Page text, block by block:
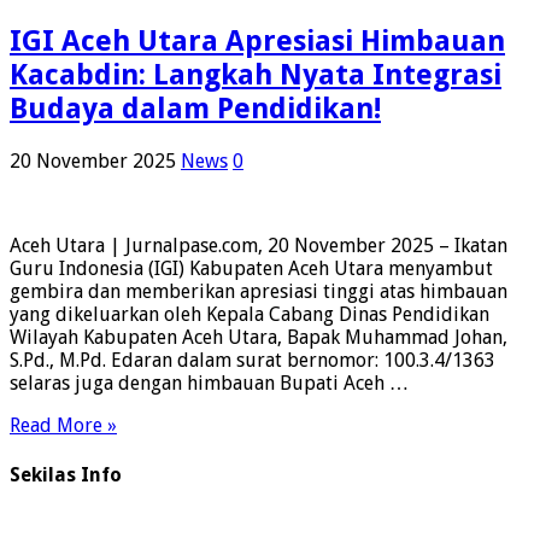
IGI Aceh Utara Apresiasi Himbauan
Kacabdin: Langkah Nyata Integrasi
Budaya dalam Pendidikan!
20 November 2025 News 0
Aceh Utara | Jurnalpase.com, 20 November 2025 – Ikatan
Guru Indonesia (IGI) Kabupaten Aceh Utara menyambut
gembira dan memberikan apresiasi tinggi atas himbauan
yang dikeluarkan oleh Kepala Cabang Dinas Pendidikan
Wilayah Kabupaten Aceh Utara, Bapak Muhammad Johan,
S.Pd., M.Pd. ​Edaran dalam surat bernomor: 100.3.4/1363
selaras juga dengan himbauan Bupati Aceh …
Read More »
Sekilas Info